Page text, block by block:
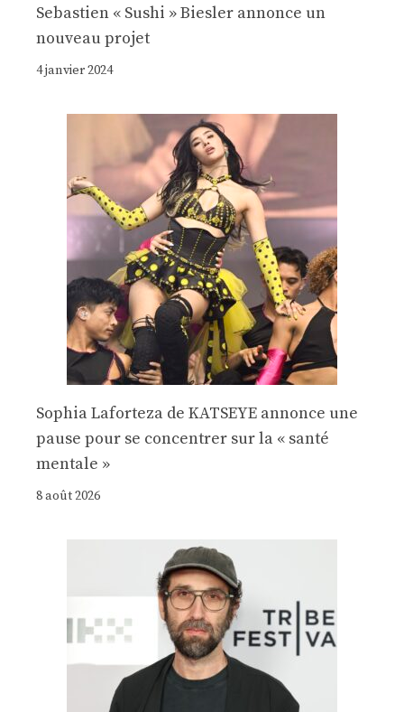
Sebastien « Sushi » Biesler annonce un
nouveau projet
4 janvier 2024
Sophia Laforteza de KATSEYE annonce une
pause pour se concentrer sur la « santé
mentale »
8 août 2026